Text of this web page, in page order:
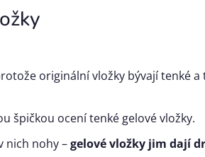
originální vložky bývají tenké a
špičkou ocení tenké gelové vložky.
nich nohy –gelové vložky jim dají